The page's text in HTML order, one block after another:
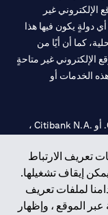
تعريف الارتباط
إيقاف تشغيلها.
لملفات تعريف
الموقع ، وإظهار
الإلكتروني غير
يكون فيها هذا
كما أن أيًا من
الإلكتروني غير متاحةٍ
الخدمات أو
سيتي بنك هي علامة خدمة لشركة Citigroup Inc. أو .Citibank N.A ،
المركزي تحت
أرقام التراخيص 202563 لفرع الوصل في دبي، 531989 لفرع مول
311 04.